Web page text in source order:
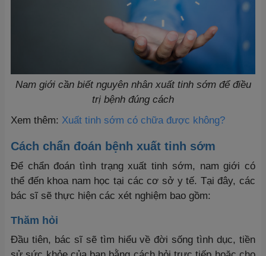
Nam giới cần biết nguyên nhân xuất tinh sớm để điều
trị bệnh đúng cách
Xem thêm: Xuất tinh sớm có chữa được không?
Cách chẩn đoán bệnh xuất tinh sớm
Để chẩn đoán tình trạng xuất tinh sớm, nam giới có
thể đến khoa nam học tại các cơ sở y tế. Tại đây, các
bác sĩ sẽ thực hiện các xét nghiệm bao gồm:
Thăm hỏi
Đầu tiên, bác sĩ sẽ tìm hiểu về đời sống tình dục, tiền